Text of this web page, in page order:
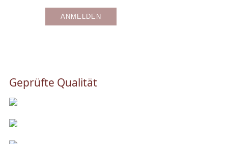
Geprüfte Qualität